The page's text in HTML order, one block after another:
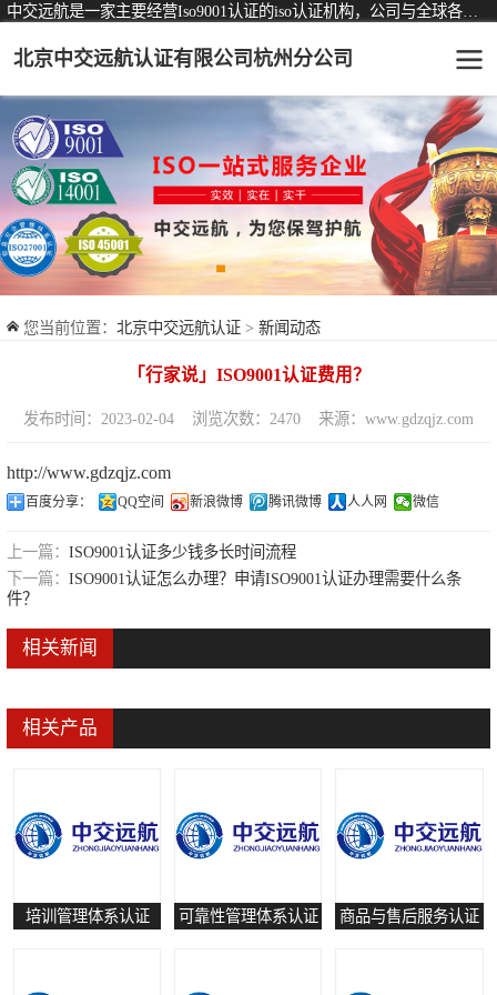
北京中交远航认证有限公司杭州分公司
您当前位置： 北京中交远航认证 > 新闻动态
「行家说」ISO9001认证费用？
发布时间：2023-02-04 浏览次数：2470 来源：www.gdzqjz.com
http://www.gdzqjz.com
百度分享： QQ空间 新浪微博 腾讯微博 人人网 微信
上一篇： ISO9001认证多少钱多长时间流程
下一篇： ISO9001认证怎么办理？申请ISO9001认证办理需要什么条
件？
相关新闻
相关产品
培训管理体系认证 可靠性管理体系认证 商品与售后服务认证
认证服务 可从事认证业务一览表
ISO9001质量管理体系认证
ISO14001环境管理体系认证
ISO45001职业健康安全管理体系认证
交通运输服务认证
ISO27001信息安全管理体系认证
培训管理体系认证
有害物质过程管理体系认证